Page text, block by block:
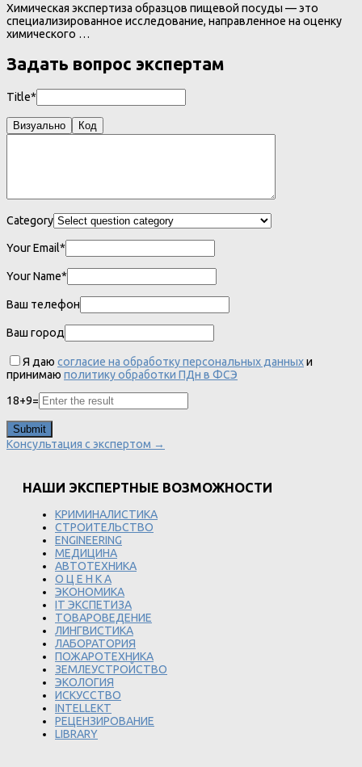
Химическая экспертиза образцов пищевой посуды — это
специализированное исследование, направленное на оценку
химического …
Задать вопрос экспертам
Title*
Визуально Код
Category
Your Email*
Your Name*
Ваш телефон
Ваш город
Я даю согласие на обработку персональных данныхи
принимаю политику обработки ПДн в ФСЭ
18+9=
Консультация с экспертом →
НАШИ ЭКСПЕРТНЫЕ ВОЗМОЖНОСТИ
КРИМИНАЛИСТИКА
СТРОИТЕЛЬСТВО
ENGINEERING
МЕДИЦИНА
АВТОТЕХНИКА
О Ц Е Н К А
ЭКОНОМИКА
IT ЭКСПЕТИЗА
ТОВАРОВЕДЕНИЕ
ЛИНГВИСТИКА
ЛАБОРАТОРИЯ
ПОЖАРОТЕХНИКА
ЗЕМЛЕУСТРОЙСТВО
ЭКОЛОГИЯ
ИСКУССТВО
INTELLEKT
РЕЦЕНЗИРОВАНИЕ
LIBRARY